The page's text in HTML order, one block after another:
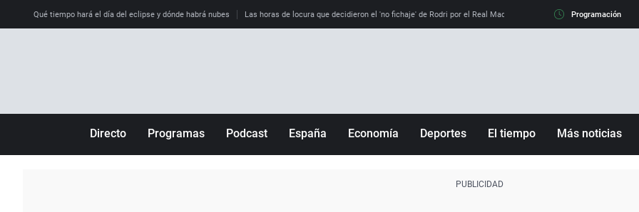
Qué tiempo hará el día del eclipse y dónde habrá nubes Las horas de locura que decidieron el 'no fichaje' de Rodri por el Real Madrid y su 'sí' al Barça La llamada
Programación
Directo Programas Podcast España Economía Deportes El tiempo Más noticias